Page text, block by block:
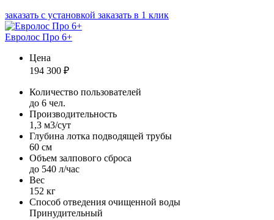
заказать с установкой заказать в 1 клик
Евролос Про 6+
Цена
194 300 ₽
Количество пользователей
до 6 чел.
Производительность
1,3 м3/сут
Глубина лотка подводящей трубы
60 см
Объем залпового сброса
до 540 л/час
Вес
152 кг
Способ отведения очищенной воды
Принудительный